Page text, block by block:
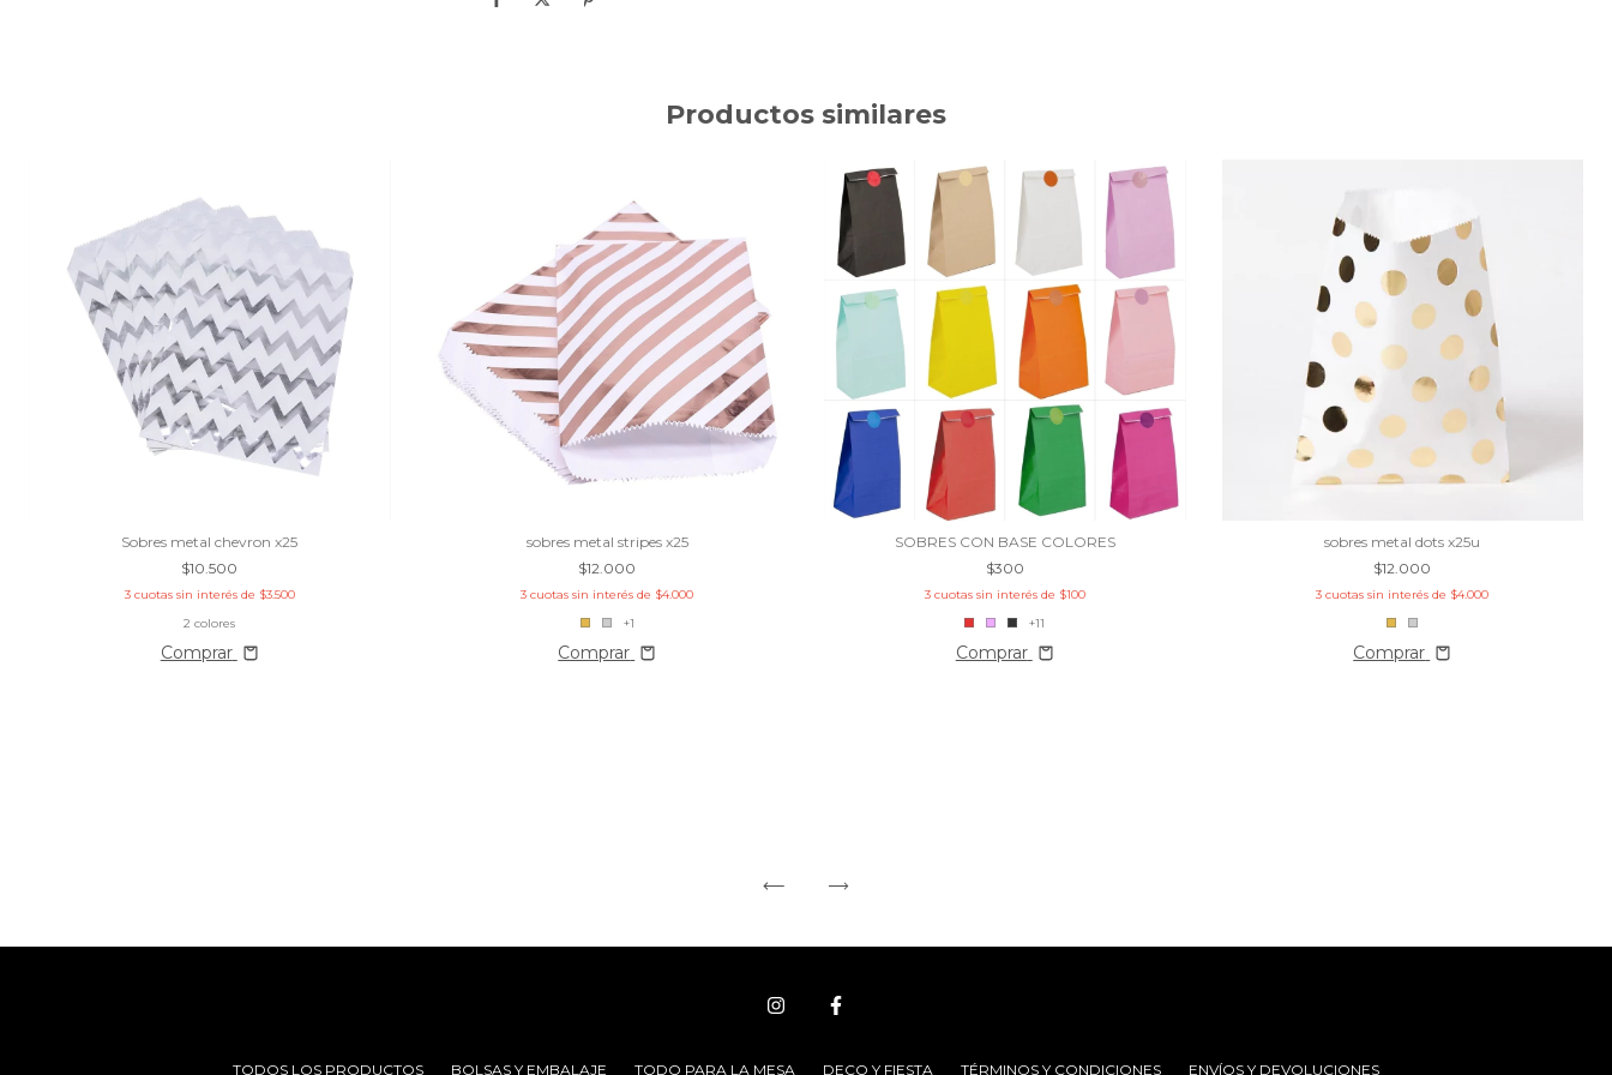
Productos similares
Sobres metal chevron x25
$10.500
3 cuotas sin interés de $3.500
2 colores
Comprar
sobres metal stripes x25
$12.000
3 cuotas sin interés de $4.000
+1
Comprar
SOBRES CON BASE COLORES
$300
3 cuotas sin interés de $100
+11
Comprar
sobres metal dots x25u
$12.000
3 cuotas sin interés de $4.000
Comprar
TODOS LOS PRODUCTOS BOLSAS Y EMBALAJE TODO PARA LA MESA DECO Y FIESTA TÉRMINOS Y CONDICIONES ENVÍOS Y DEVOLUCIONES